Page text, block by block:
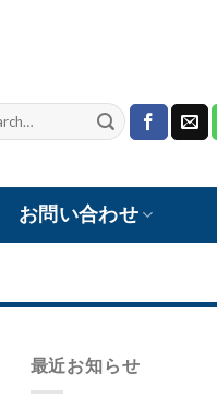
お問い合わせ
最近お知らせ